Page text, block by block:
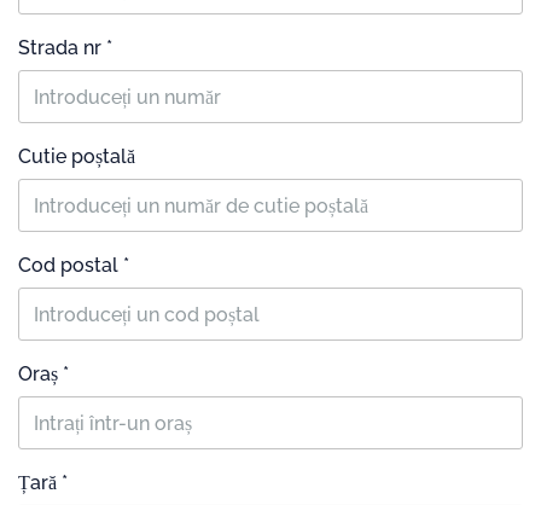
Strada nr *
Cutie poștală
Cod postal *
Oraș *
Țară *